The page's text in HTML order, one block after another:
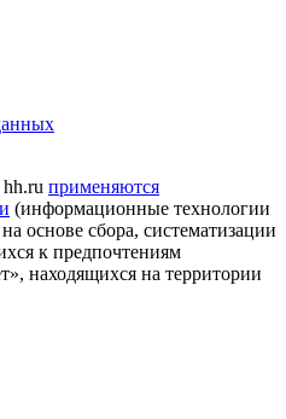
применяются
(информационные технологии
основе сбора, систематизации
к предпочтениям
находящихся на территории